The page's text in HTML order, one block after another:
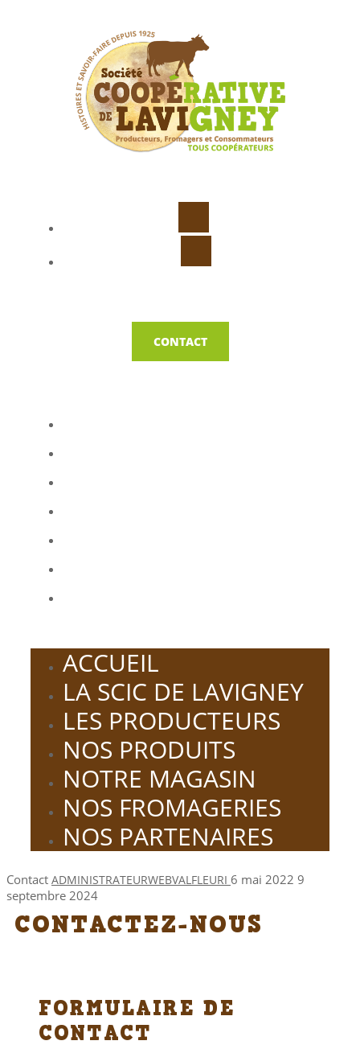
CONTACT
ACCUEIL
LA SCIC DE LAVIGNEY
LES PRODUCTEURS
NOS PRODUITS
NOTRE MAGASIN
NOS FROMAGERIES
NOS PARTENAIRES
Contact ADMINISTRATEURWEBVALFLEURI 6 mai 2022 9
septembre 2024
CONTACTEZ-NOUS
FORMULAIRE DE
CONTACT